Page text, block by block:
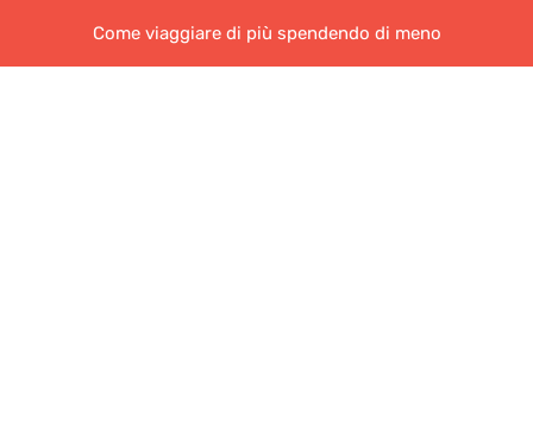
Come viaggiare di più spendendo di meno